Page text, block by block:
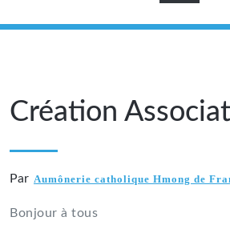
Création
Par Aumônerie catholique Hmong de
Bonjour à tous